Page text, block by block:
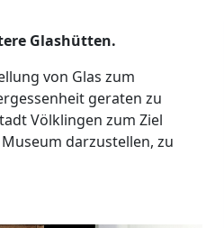
Glashütten.
von Glas zum
geraten zu
Völklingen zum Ziel
darzustellen, zu